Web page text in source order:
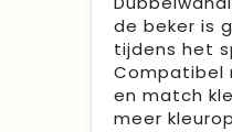
de beker is
tijdens het
Compatibel
en match
meer